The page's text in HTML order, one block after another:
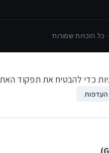
כל הזכויות שמורות
כדי להבטיח את תפקוד
העדפות